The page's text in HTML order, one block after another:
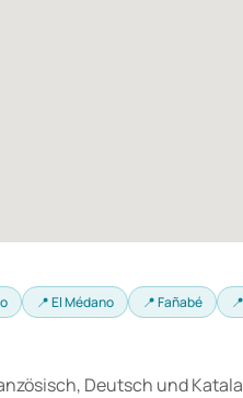
📍 El Médano 📍 Fañabé
Deutsch und